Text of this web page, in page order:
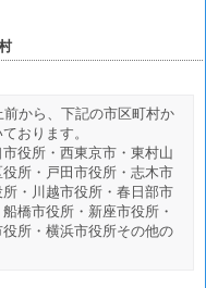
から、下記の市区町村か
おります。
役所・西東京市・東村山
所・戸田市役所・志木市
・川越市役所・春日部市
橋市役所・新座市役所・
所・横浜市役所その他の